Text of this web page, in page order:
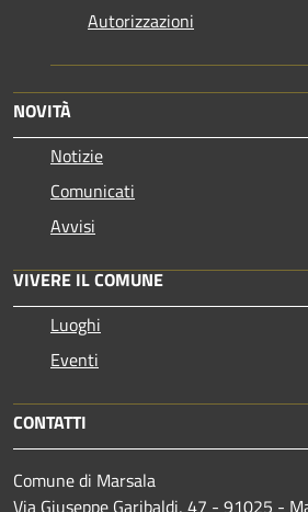
Autorizzazioni
NOVITÀ
Notizie
Comunicati
Avvisi
VIVERE IL COMUNE
Luoghi
Eventi
CONTATTI
Comune di Marsala
Via Giuseppe Garibaldi, 47 - 91025 -